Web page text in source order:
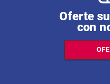
Oferte
con